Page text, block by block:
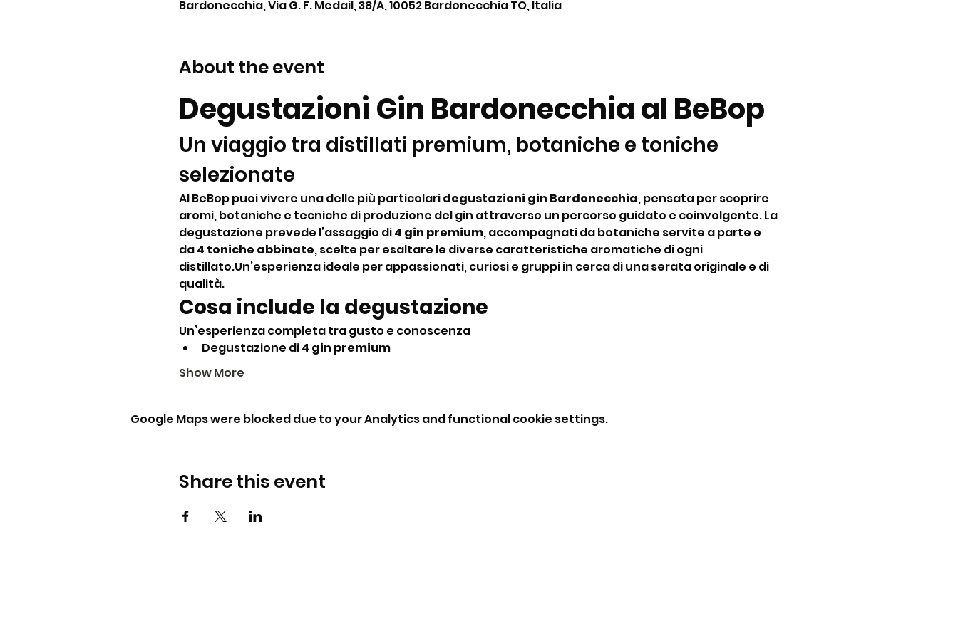
Bardonecchia, Via G. F. Medail, 38/A, 10052 Bardonecchia TO, Italia
About the event
Degustazioni Gin Bardonecchia al BeBop
Un viaggio tra distillati premium, botaniche e toniche
selezionate
Al BeBop puoi vivere una delle più particolari degustazioni gin Bardonecchia, pensata per scoprire
aromi, botaniche e tecniche di produzione del gin attraverso un percorso guidato e coinvolgente. La
degustazione prevede l’assaggio di 4 gin premium, accompagnati da botaniche servite a parte e
da 4 toniche abbinate, scelte per esaltare le diverse caratteristiche aromatiche di ogni
distillato.Un’esperienza ideale per appassionati, curiosi e gruppi in cerca di una serata originale e di
qualità.
Cosa include la degustazione
Un’esperienza completa tra gusto e conoscenza
Degustazione di 4 gin premium
Show More
Google Maps were blocked due to your Analytics and functional cookie settings.
Share this event